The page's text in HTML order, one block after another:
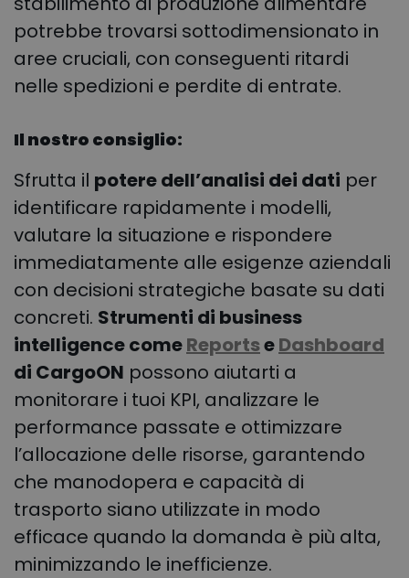
potrebbe trovarsi sottodimensionato in
aree cruciali, con conseguenti ritardi
nelle spedizioni e perdite di entrate.
Il nostro consiglio:
Sfrutta il potere dell’analisi dei dati per
identificare rapidamente i modelli,
valutare la situazione e rispondere
immediatamente alle esigenze aziendali
con decisioni strategiche basate su dati
concreti. Strumenti di business
intelligence comeReportseDashboard
di CargoON possono aiutarti a
monitorare i tuoi KPI, analizzare le
performance passate e ottimizzare
l’allocazione delle risorse, garantendo
che manodopera e capacità di
trasporto siano utilizzate in modo
efficace quando la domanda è più alta,
minimizzando le inefficienze.